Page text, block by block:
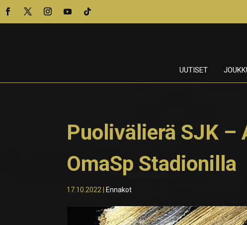
UUTISET
Puolivälierä SJK –
OmaSp Stadionilla
17.10.2022 Ennakot